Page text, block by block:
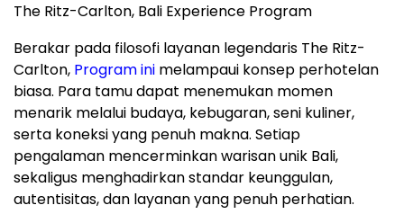
The Ritz-Carlton, Bali Experience Program
Berakar pada filosofi layanan legendaris The Ritz-
Carlton, Program ini melampaui konsep perhotelan
biasa. Para tamu dapat menemukan momen
menarik melalui budaya, kebugaran, seni kuliner,
serta koneksi yang penuh makna. Setiap
pengalaman mencerminkan warisan unik Bali,
sekaligus menghadirkan standar keunggulan,
autentisitas, dan layanan yang penuh perhatian.